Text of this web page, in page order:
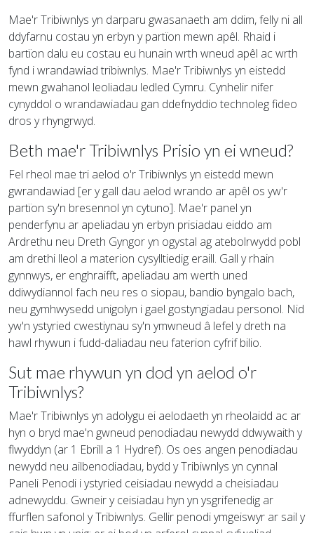
Mae'r Tribiwnlys yn darparu gwasanaeth am ddim, felly ni all
ddyfarnu costau yn erbyn y partïon mewn apêl. Rhaid i
bartïon dalu eu costau eu hunain wrth wneud apêl ac wrth
fynd i wrandawiad tribiwnlys. Mae'r Tribiwnlys yn eistedd
mewn gwahanol leoliadau ledled Cymru. Cynhelir nifer
cynyddol o wrandawiadau gan ddefnyddio technoleg fideo
dros y rhyngrwyd.
Beth mae'r Tribiwnlys Prisio yn ei wneud?
Fel rheol mae tri aelod o'r Tribiwnlys yn eistedd mewn
gwrandawiad [er y gall dau aelod wrando ar apêl os yw'r
partïon sy'n bresennol yn cytuno]. Mae'r panel yn
penderfynu ar apeliadau yn erbyn prisiadau eiddo am
Ardrethu neu Dreth Gyngor yn ogystal ag atebolrwydd pobl
am drethi lleol a materion cysylltiedig eraill. Gall y rhain
gynnwys, er enghraifft, apeliadau am werth uned
ddiwydiannol fach neu res o siopau, bandio byngalo bach,
neu gymhwysedd unigolyn i gael gostyngiadau personol. Nid
yw'n ystyried cwestiynau sy'n ymwneud â lefel y dreth na
hawl rhywun i fudd-daliadau neu faterion cyfrif bilio.
Sut mae rhywun yn dod yn aelod o'r
Tribiwnlys?
Mae'r Tribiwnlys yn adolygu ei aelodaeth yn rheolaidd ac ar
hyn o bryd mae'n gwneud penodiadau newydd ddwywaith y
flwyddyn (ar 1 Ebrill a 1 Hydref). Os oes angen penodiadau
newydd neu ailbenodiadau, bydd y Tribiwnlys yn cynnal
Paneli Penodi i ystyried ceisiadau newydd a cheisiadau
adnewyddu. Gwneir y ceisiadau hyn yn ysgrifenedig ar
ffurflen safonol y Tribiwnlys. Gellir penodi ymgeiswyr ar sail y